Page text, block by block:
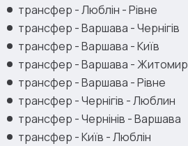
трансфер - Люблін - Рівне
трансфер - Варшава - Чернігів
трансфер - Варшава - Київ
трансфер - Варшава - Житомир
трансфер - Варшава - Рівне
трансфер - Чернігів - Люблин
трансфер - Чернінів - Варшава
трансфер - Київ - Люблін